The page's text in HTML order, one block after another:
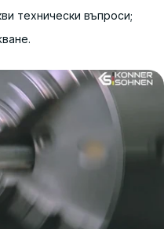
технически въпроси;